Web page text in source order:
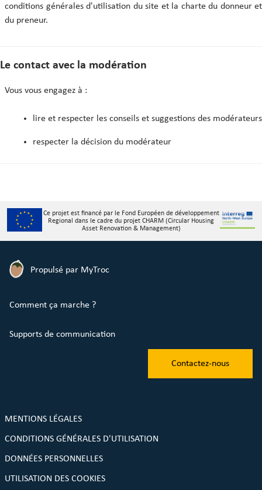
conditions générales d'utilisation du site et la charte du donneur et
du preneur.
Le contact avec la modération
Vous vous engagez à :
lire et respecter les conseils et suggestions des modérateurs
respecter la décision du modérateur
Ce projet est financé par le Fond Européen de développement
Regional dans le cadre du projet CHARM (Circular Housing
Asset Renovation & Management)
Propulsé par MyTroc
Comment ça marche ?
Supports de communication
Contactez-nous
MENTIONS LÉGALES
CONDITIONS GÉNÉRALES D'UTILISATION
DONNÉES PERSONNELLES
UTILISATION DES COOKIES